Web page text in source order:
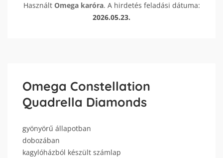
Használt Omega karóra. A hirdetés feladási dátuma:
2026.05.23.
Omega Constellation
Quadrella Diamonds
gyönyörű állapotban
dobozában
kagylóházból készült számlap